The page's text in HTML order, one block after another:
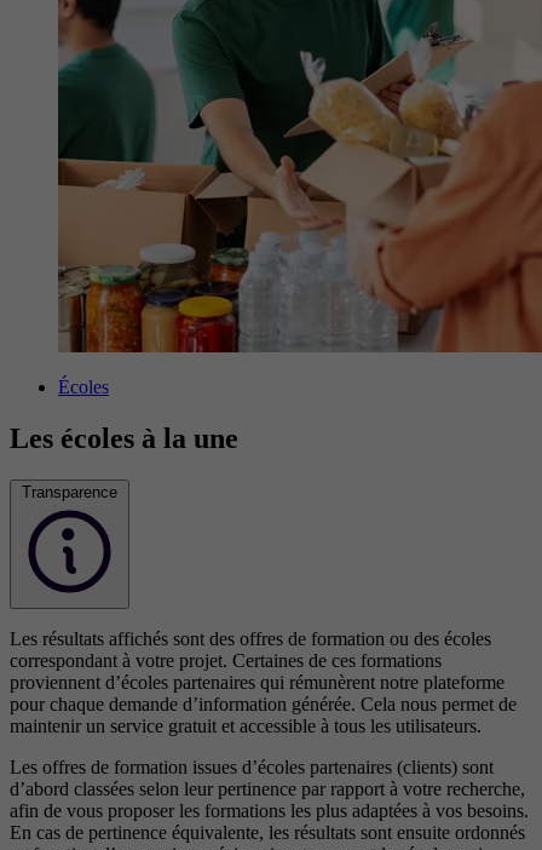
Écoles
Les écoles à la une
Transparence
Les résultats affichés sont des offres de formation ou des écoles
correspondant à votre projet. Certaines de ces formations
proviennent d’écoles partenaires qui rémunèrent notre plateforme
pour chaque demande d’information générée. Cela nous permet de
maintenir un service gratuit et accessible à tous les utilisateurs.
Les offres de formation issues d’écoles partenaires (clients) sont
d’abord classées selon leur pertinence par rapport à votre recherche,
afin de vous proposer les formations les plus adaptées à vos besoins.
En cas de pertinence équivalente, les résultats sont ensuite ordonnés